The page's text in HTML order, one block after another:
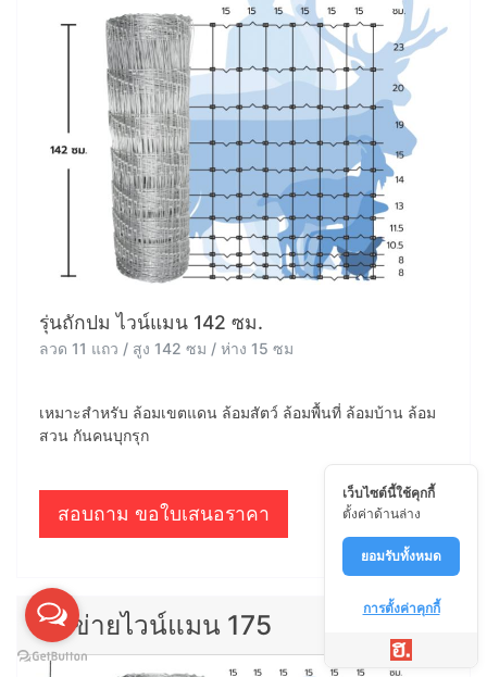
รุ่นถักปม ไวน์แมน 142 ซม.
ลวด 11 แถว / สูง 142 ซม / ห่าง 15 ซม
เหมาะสำหรับ ล้อมเขตแดน ล้อมสัตว์ ล้อมพื้นที่ ล้อมบ้าน ล้อม
สวน กันคนบุกรุก
สอบถาม ขอใบเสนอราคา
ตาข่ายไวน์แมน 175
เว็บไซต์นี้ใช้คุกกี้
ตั้งค่าด้านล่าง
ยอมรับทั้งหมด
การตั้งค่าคุกกี้